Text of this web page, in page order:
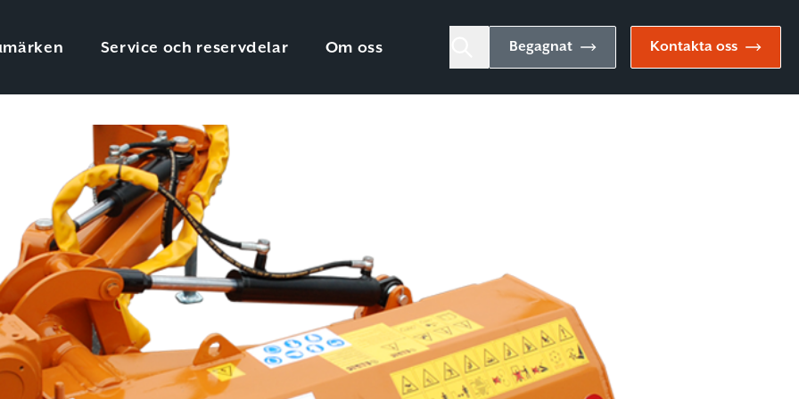
Service och reservdelar Om oss Begagnat Kontakta oss